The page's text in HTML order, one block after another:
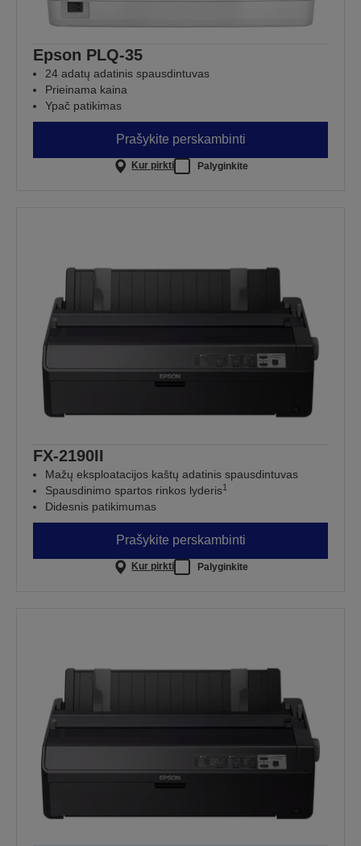
Epson PLQ-35
24 adatų adatinis spausdintuvas
Prieinama kaina
Ypač patikimas
Prašykite perskambinti
Kur pirkti Palyginkite
FX-2190II
Mažų eksploatacijos kaštų adatinis spausdintuvas
Spausdinimo spartos rinkos lyderis1
Didesnis patikimumas
Prašykite perskambinti
Kur pirkti Palyginkite